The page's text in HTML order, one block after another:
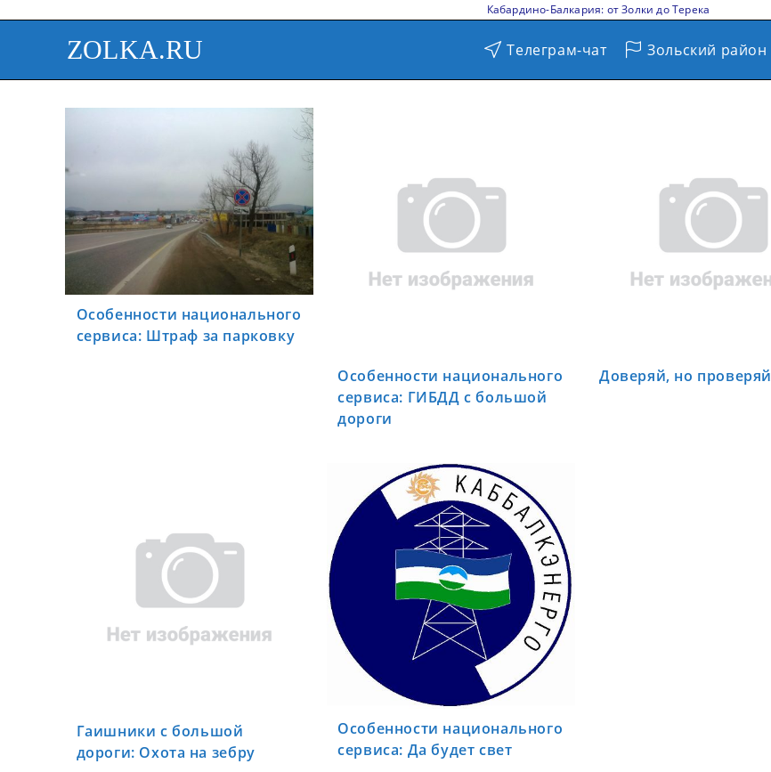
Кабардино-Балкария: от Золки до Терека
ZOLKA.RU Телеграм-чат Зольский район
Особенности национального
сервиса: Штраф за парковку
Особенности национального
сервиса: ГИБДД с большой
дороги
Доверяй, но проверяй
Гаишники с большой
дороги: Охота на зебру
Особенности национального
сервиса: Да будет свет